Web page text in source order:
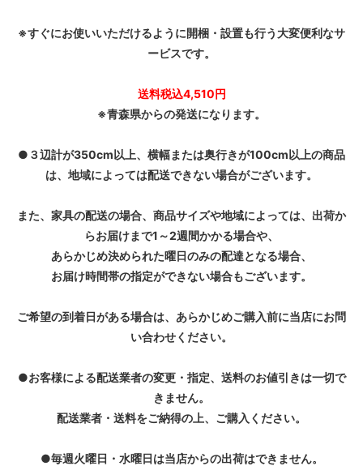
※すぐにお使いいただけるように開梱・設置も行う大変便利なサ
ービスです。
送料税込4,510円
※青森県からの発送になります。
●３辺計が350cm以上、横幅または奥行きが100cm以上の商品
は、地域によっては配送できない場合がございます。
また、家具の配送の場合、商品サイズや地域によっては、出荷か
らお届けまで1～2週間かかる場合や、
あらかじめ決められた曜日のみの配達となる場合、
お届け時間帯の指定ができない場合もございます。
ご希望の到着日がある場合は、あらかじめご購入前に当店にお問
い合わせください。
●お客様による配送業者の変更・指定、送料のお値引きは一切で
きません。
配送業者・送料をご納得の上、ご購入ください。
●毎週火曜日・水曜日は当店からの出荷はできません。